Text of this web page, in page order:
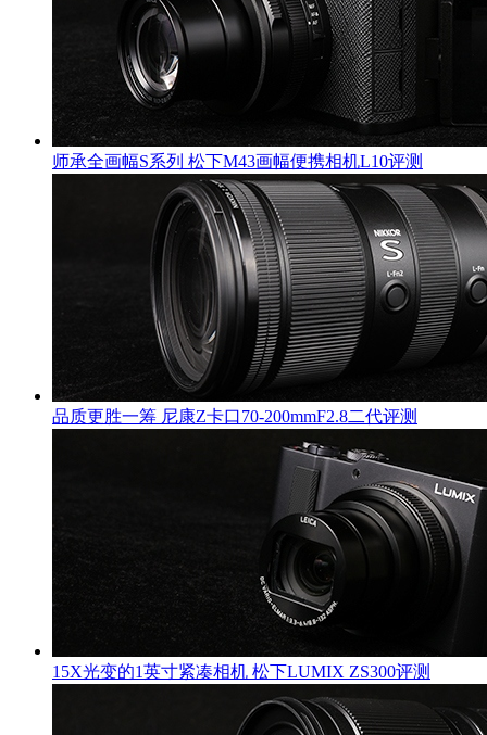
师承全画幅S系列 松下M43画幅便携相机L10评测
品质更胜一筹 尼康Z卡口70-200mmF2.8二代评测
15X光变的1英寸紧凑相机 松下LUMIX ZS300评测